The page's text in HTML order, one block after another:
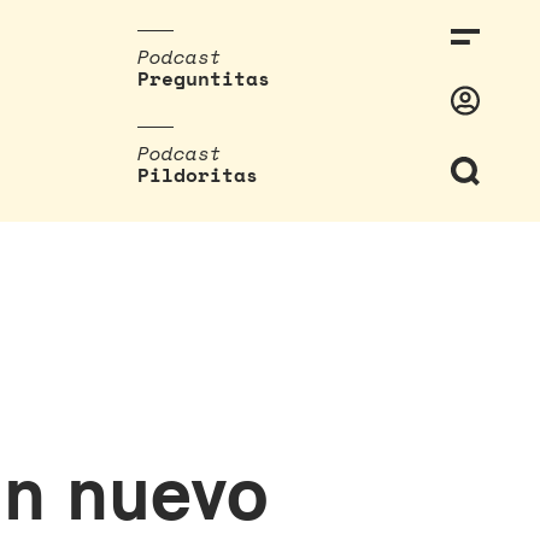
Podcast
Preguntitas
Podcast
Pildoritas
nuevo